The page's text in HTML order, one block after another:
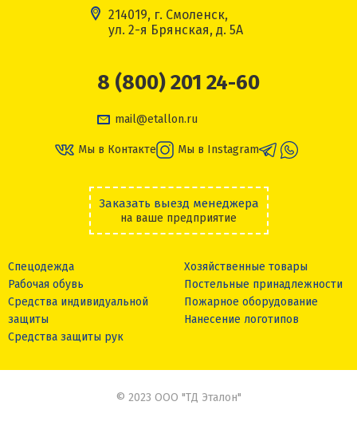
214019, г. Смоленск,
ул. 2-я Брянская, д. 5А
8 (800) 201 24-60
mail@etallon.ru
Мы в Контакте Мы в Instagram
Заказать выезд менеджера
на ваше предприятие
Спецодежда
Рабочая обувь
Средства индивидуальной
защиты
Средства защиты рук
Хозяйственные товары
Постельные принадлежности
Пожарное оборудование
Нанесение логотипов
© 2023 ООО "ТД Эталон"